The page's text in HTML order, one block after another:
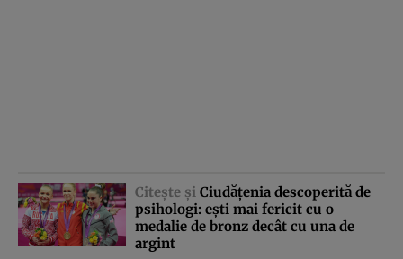
Citeşte şi Ciudăţenia descoperită de
psihologi: eşti mai fericit cu o
medalie de bronz decât cu una de
argint